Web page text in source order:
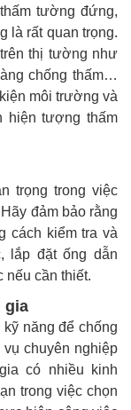
tường đứng,
là rất quan trọng.
thị tường như
chống thấm…
môi trường và
hiện tượng thấm
trọng trong việc
đảm bảo rằng
cách kiểm tra và
lắp đặt ống dẫn
cần thiết.
gia
năng để chống
chuyên nghiệp
có nhiều kinh
trong việc chọn